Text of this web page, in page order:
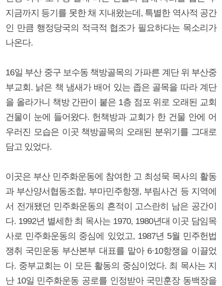
지금까지 등기를 못한 채 지내왔는데, 특별한 역사적 공간
인 만큼 행정당국의 적극적 협조가 필요하다는 목소리가
나온다.
16일 부산 중구 보수동 책방골목의 가파른 계단 위 부산중
부교회. 낡은 책 냄새가 배어 있는 좁은 골목을 따라 계단
을 올라가니 책방 간판이 붙은 1층 점포 위로 오래된 교회
건물이 눈에 들어왔다. 헌책방과 교회가 한 건물 안에 어
우러진 모습은 이곳 책방골목의 오래된 분위기를 그대로
담고 있었다.
이곳은 부산 민주화운동에 참여한 고 최성묵 목사의 활동
과 부산양서협동조합, 부마민주항쟁, 부림사건 등 지역에
서 전개됐던 민주화운동의 흔적이 고스란히 남은 공간이
다. 1992년 별세한 최 목사는 1970, 1980년대 이곳 담임목
사로 민주화운동의 중심에 있었고, 1987년 5월 민주헌법
쟁취 국민운동 부산본부 대표를 맡아 6·10항쟁을 이끌었
다. 중부교회는 이 모든 활동의 중심이었다. 최 목사는 지
난 10일 민주화운동 공로를 인정받아 국민훈장 동백장을